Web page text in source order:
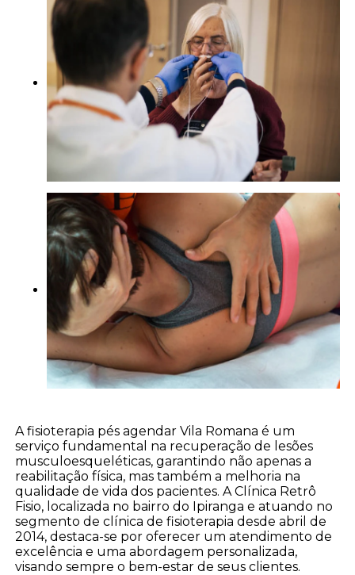
A fisioterapia pés agendar Vila Romana é um
serviço fundamental na recuperação de lesões
musculoesqueléticas, garantindo não apenas a
reabilitação física, mas também a melhoria na
qualidade de vida dos pacientes. A Clínica Retrô
Fisio, localizada no bairro do Ipiranga e atuando no
segmento de clínica de fisioterapia desde abril de
2014, destaca-se por oferecer um atendimento de
excelência e uma abordagem personalizada,
visando sempre o bem-estar de seus clientes.